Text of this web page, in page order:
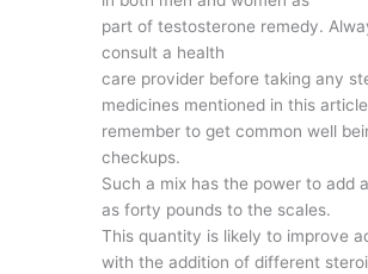
part of testosterone remedy.
consult a health
care provider before taking any
medicines mentioned in this
remember to get common well
checkups.
Such a mix has the power to add
as forty pounds to the scales.
This quantity is likely to improve
with the addition of different